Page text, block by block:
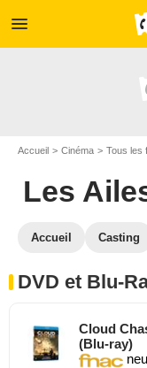
menu
Accueil Cinéma Tous les
Les
Accueil Casting
DVD et Blu-
Cloud
(Blu-ray)